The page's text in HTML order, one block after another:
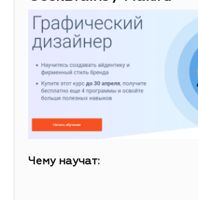
Чему научат: